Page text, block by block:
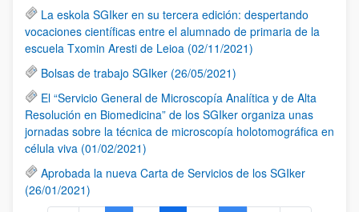
La eskola SGIker en su tercera edición: despertando
vocaciones científicas entre el alumnado de primaria de la
escuela Txomin Aresti de Leioa (02/11/2021)
Bolsas de trabajo SGIker (26/05/2021)
El “Servicio General de Microscopía Analítica y de Alta
Resolución en Biomedicina” de los SGIker organiza unas
jornadas sobre la técnica de microscopía holotomográfica en
célula viva (01/02/2021)
Aprobada la nueva Carta de Servicios de los SGIker
(26/01/2021)